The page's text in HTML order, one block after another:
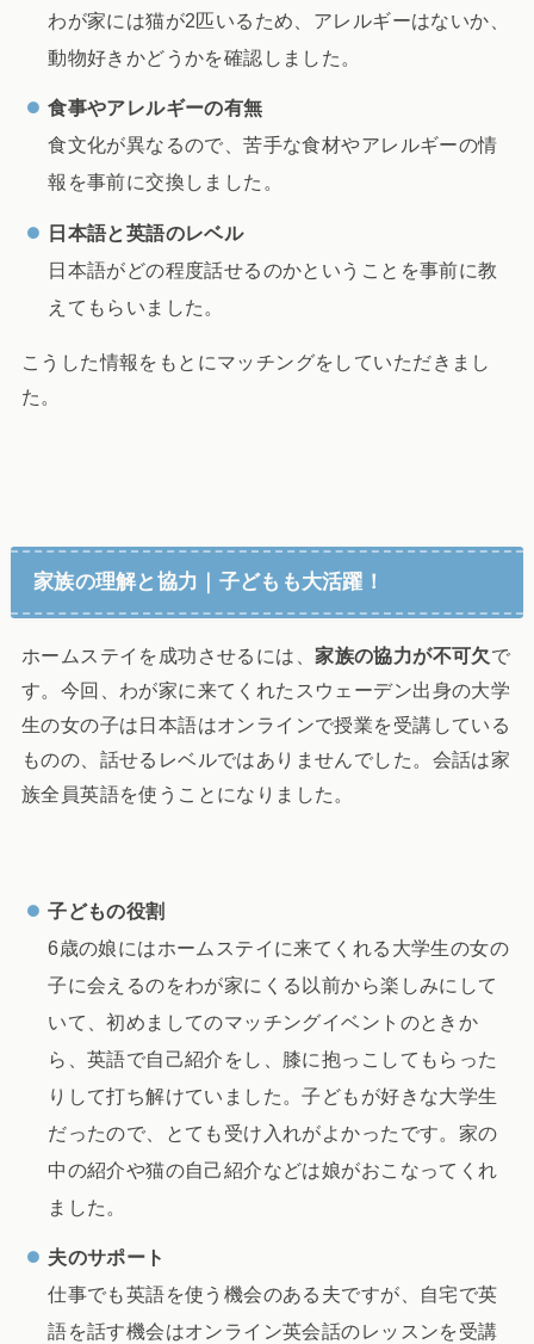
わが家には猫が2匹いるため、アレルギーはないか、
動物好きかどうかを確認しました。
食事やアレルギーの有無
食文化が異なるので、苦手な食材やアレルギーの情
報を事前に交換しました。
日本語と英語のレベル
日本語がどの程度話せるのかということを事前に教
えてもらいました。
こうした情報をもとにマッチングをしていただきまし
た。
家族の理解と協力｜子どもも大活躍！
ホームステイを成功させるには、家族の協力が不可欠で
す。今回、わが家に来てくれたスウェーデン出身の大学
生の女の子は日本語はオンラインで授業を受講している
ものの、話せるレベルではありませんでした。会話は家
族全員英語を使うことになりました。
子どもの役割
6歳の娘にはホームステイに来てくれる大学生の女の
子に会えるのをわが家にくる以前から楽しみにして
いて、初めましてのマッチングイベントのときか
ら、英語で自己紹介をし、膝に抱っこしてもらった
りして打ち解けていました。子どもが好きな大学生
だったので、とても受け入れがよかったです。家の
中の紹介や猫の自己紹介などは娘がおこなってくれ
ました。
夫のサポート
仕事でも英語を使う機会のある夫ですが、自宅で英
語を話す機会はオンライン英会話のレッスンを受講